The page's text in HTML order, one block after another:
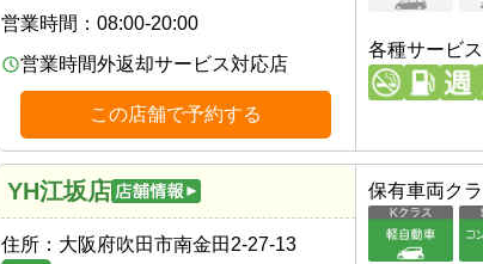
営業時間： 08:00-20:00
営業時間外返却サービス対応店
この店舗で予約する
各種サービス
YH江坂店
住所： 大阪府吹田市南金田2-27-13
保有車両ク